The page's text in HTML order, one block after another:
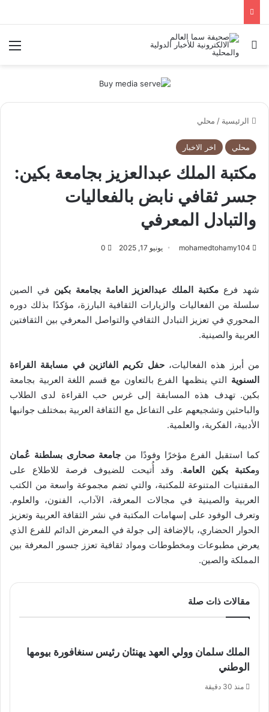
بحث عن
الرئيسية / محلي
محلي اخر الاخبار
مكتبة الملك عبدالعزيز بجامعة بكين:
جسر ثقافي نابض بالفعاليات
والتبادل المعرفي
mohamedtohamy104 يونيو 17, 2025 0
شهد فرع مكتبة الملك عبدالعزيز العامة بجامعة بكين في الصين
سلسلة من الفعاليات والزيارات الثقافية البارزة، مؤكدًا بذلك دوره
المحوري في تعزيز التبادل الثقافي والتواصل المعرفي بين الثقافتين
العربية والصينية.
من أبرز هذه الفعاليات،حفل تكريم الفائزين في مسابقة القراءة
السنوية التي ينظمها الفرع بالتعاون مع قسم اللغة العربية بجامعة
بكين. تهدف هذه المسابقة إلى غرس حب القراءة لدى الطلاب
والباحثين وتشجيعهم على التفاعل مع الثقافة العربية بمختلف جوانبها
الأدبية، الفكرية، والعلمية.
كما استقبل الفرع مؤخرًا وفودًا من جامعة صحارى بسلطنة عُمان
ومكتبة بكين العامة. وقد أُتيحت للضيوف فرصة للاطلاع على
المقتنيات المتنوعة للمكتبة، والتي تضم مجموعة واسعة من الكتب
العربية والصينية في مجالات المعرفة، الآداب، الفنون، والعلوم.
وتعرف الوفود على إسهامات المكتبة في نشر الثقافة العربية وتعزيز
الحوار الحضاري، بالإضافة إلى جولة في المعرض الدائم للفرع الذي
يعرض مطبوعات ومخطوطات ومواد ثقافية تعزز جسور المعرفة بين
المملكة والصين.
مقالات ذات صلة
الملك سلمان وولي العهد يهنئان رئيس سنغافورة بيومها
الوطني
منذ 30 دقيقة